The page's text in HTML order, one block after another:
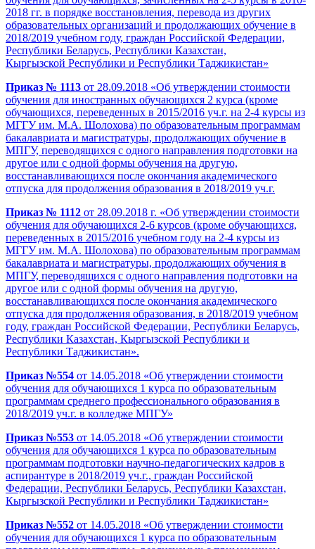
2018 гг. в порядке восстановления, перевода из других
образовательных организаций и продолжающих обучение в
2018/2019 учебном году, граждан Российской Федерации,
Республики Беларусь, Республики Казахстан,
Кыргызской Республики и Республики Таджикистан»
Приказ № 1113 от 28.09.2018 «Об утверждении стоимости
обучения для иностранных обучающихся 2 курса (кроме
обучающихся, переведенных в 2015/2016 уч.г. на 2-4 курсы из
МГГУ им. М.А. Шолохова) по образовательным программам
бакалавриата и магистратуры, продолжающих обучение в
МПГУ, переводящихся с одного направления подготовки на
другое или с одной формы обучения на другую,
восстанавливающихся после окончания академического
отпуска для продолжения образования в 2018/2019 уч.г.
Приказ № 1112 от 28.09.2018 г. «Об утверждении стоимости
обучения для обучающихся 2-6 курсов (кроме обучающихся,
переведенных в 2015/2016 учебном году на 2-4 курсы из
МГГУ им. М.А. Шолохова) по образовательным программам
бакалавриата и магистратуры, продолжающих обучения в
МПГУ, переводящихся с одного направления подготовки на
другое или с одной формы обучения на другую,
восстанавливающихся после окончания академического
отпуска для продолжения образования, в 2018/2019 учебном
году, граждан Российской Федерации, Республики Беларусь,
Республики Казахстан, Кыргызской Республики и
Республики Таджикистан».
Приказ №554 от 14.05.2018 «Об утверждении стоимости
обучения для обучающихся 1 курса по образовательным
программам среднего профессионального образования в
2018/2019 уч.г. в колледже МПГУ»
Приказ №553 от 14.05.2018 «Об утверждении стоимости
обучения для обучающихся 1 курса по образовательным
программам подготовки научно-педагогических кадров в
аспирантуре в 2018/2019 уч.г., граждан Российской
Федерации, Республики Беларусь, Республики Казахстан,
Кыргызской Республики и Республики Таджикистан»
Приказ №552 от 14.05.2018 «Об утверждении стоимости
обучения для обучающихся 1 курса по образовательным